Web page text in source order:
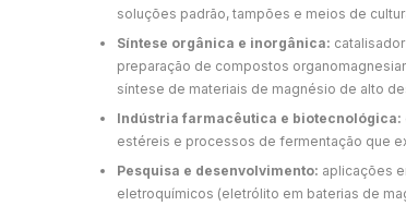
soluções padrão, tampões e meios de
Síntese orgânica e inorgânica:
preparação de compostos
síntese de materiais de magnésio de alto
Indústria farmacêutica e biotecnológica:
estéreis e processos de fermentação que
Pesquisa e desenvolvimento: aplicações
eletroquímicos (eletrólito em baterias de